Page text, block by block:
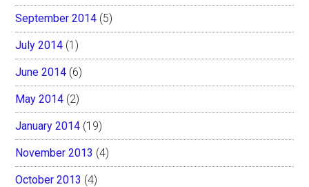
September 2014 (5)
July 2014 (1)
June 2014 (6)
May 2014 (2)
January 2014 (19)
November 2013 (4)
October 2013 (4)